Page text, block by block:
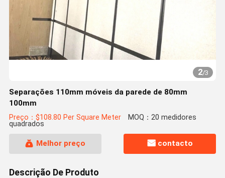
2/3
Separações 110mm móveis da parede de 80mm
100mm
Preço：$108.80 Per Square Meter MOQ：20 medidores
quadrados
Melhor preço contacto
Descrição De Produto